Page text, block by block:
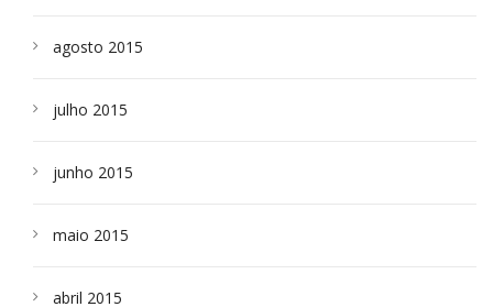
agosto 2015
julho 2015
junho 2015
maio 2015
abril 2015